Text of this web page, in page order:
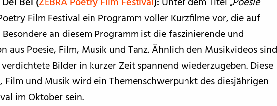
Film Festival ein Programm voller Kurzfilme vor, die auf
an diesem Programm ist die faszinierende und
aus Poesie, Film, Musik und Tanz. Ähnlich den Musikvideos sind
Bilder in kurzer Zeit spannend wiederzugeben. Diese
Film und Musik wird ein Themenschwerpunkt des diesjährigen
im Oktober sein.